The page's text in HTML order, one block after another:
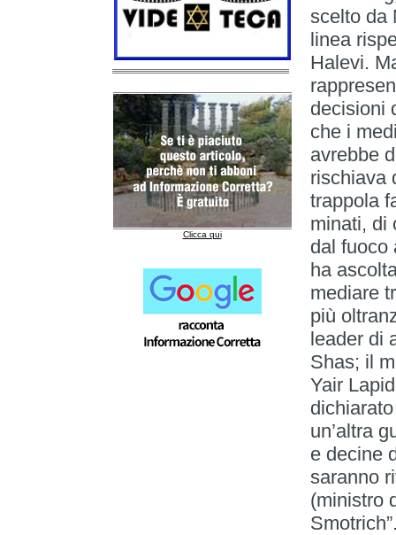
Clicca qui
scelto da
linea
Halevi.
decisioni
che i
avrebbe
rischiava
trappola
minati, di
dal fuoco
ha
mediare
più
leader di
Shas; il
Yair
un’altra
e decine
saranno
(ministro